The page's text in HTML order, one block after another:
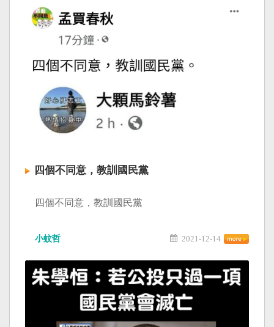
四個不同意，教訓國民黨
四個不同意，教訓國民黨
小蚊哲 2021-12-14